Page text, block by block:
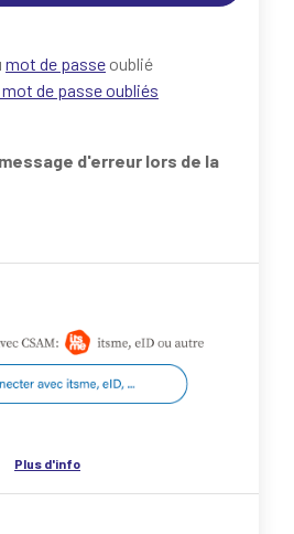
mot de passe oublié
de passe oubliés
d'erreur lors de la
Plus d'info